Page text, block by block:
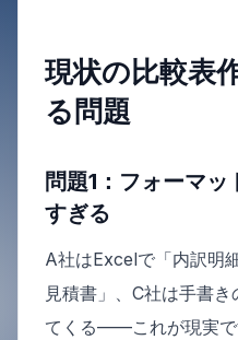
現状の比較表
る問題
問題1：フォーマ
すぎる
A社はExcelで「内訳明
見積書」、C社は手書
てくる——これが現実で